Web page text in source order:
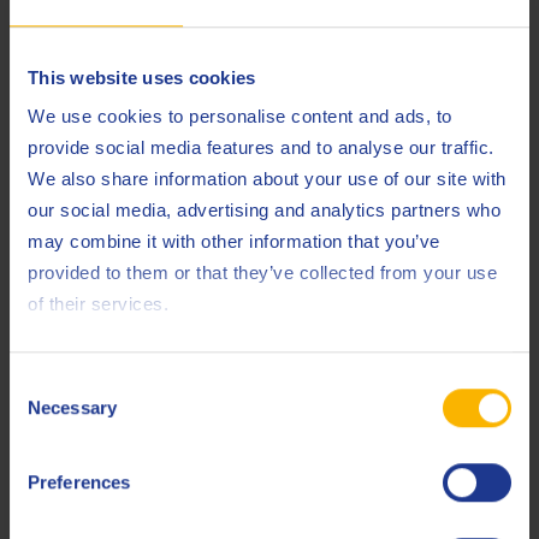
This website uses cookies
We use cookies to personalise content and ads, to
provide social media features and to analyse our traffic.
We also share information about your use of our site with
our social media, advertising and analytics partners who
may combine it with other information that you’ve
provided to them or that they’ve collected from your use
of their services.
Selection
Necessary
Preferences
Anwendung von Q8 Gear Oil V LD
Q8 Gear Oil V LD wurde speziell für Schaltgetriebe in
schweren Nutzfahrzeugen entwickelt. Es erfüllt die
Qualitätsanforderungen an Schmierstoffe für eine Vielzahl
von Spezifikationen. Ganz gleich, ob Sie eine Flotte von
Schwerlastwagen besitzen oder Maschinen betreiben, die
eine zuverlässige Getriebeleistung erfordern, Q8 Gear Oil V
einen weiten Temperaturbereich zu gewährleisten, von